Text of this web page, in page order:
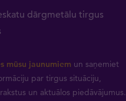
dārgmetālu tirgus
mūsu jaunumiem un saņemiet
par tirgus situāciju,
un aktuālos piedāvājumus.